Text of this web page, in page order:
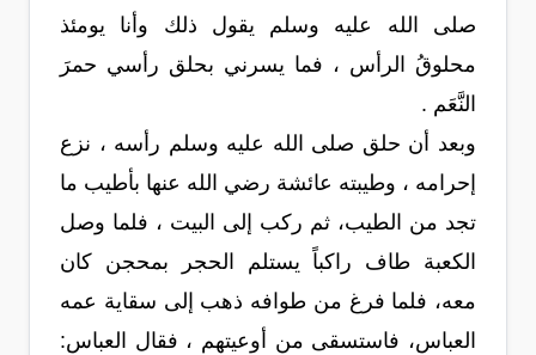
صلى الله عليه وسلم يقول ذلك وأنا يومئذ
محلوقُ الرأس ، فما يسرني بحلق رأسي حمرَ
النَّعَم .
وبعد أن حلق صلى الله عليه وسلم رأسه ، نزع
إحرامه ، وطيبته عائشة رضي الله عنها بأطيب ما
تجد من الطيب، ثم ركب إلى البيت ، فلما وصل
الكعبة طاف راكباً يستلم الحجر بمحجن كان
معه، فلما فرغ من طوافه ذهب إلى سقاية عمه
العباس، فاستسقى من أوعيتهم ، فقال العباس: